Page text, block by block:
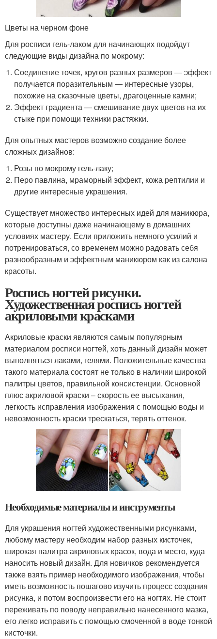
Цветы на черном фоне
Для росписи гель-лаком для начинающих подойдут
следующие виды дизайна по мокрому:
Соединение точек, кругов разных размеров — эффект
получается поразительным — интересные узоры,
похожие на сказочные цветы, драгоценные камни;
Эффект градиента — смешивание двух цветов на их
стыке при помощи техники растяжки.
Для опытных мастеров возможно создание более
сложных дизайнов:
Розы по мокрому гель-лаку;
Перо павлина, мраморный эффект, кожа рептилии и
другие интересные украшения.
Существует множество интересных идей для маникюра,
которые доступны даже начинающему в домашних
условиях мастеру. Если приложить немного усилий и
потренироваться, со временем можно радовать себя
разнообразным и эффектным маникюром как из салона
красоты.
Роспись ногтей рисунки.
Художественная роспись ногтей
акриловыми красками
Акриловые краски являются самым популярным
материалом росписи ногтей, хоть данный дизайн может
выполняться лаками, гелями. Положительные качества
такого материала состоят не только в наличии широкой
палитры цветов, правильной консистенции. Основной
плюс акриловой краски – скорость ее высыхания,
легкость исправления изображения с помощью воды и
невозможность краски трескаться, терять оттенок.
Необходимые материалы и инструменты
Для украшения ногтей художественными рисунками,
любому мастеру необходим набор разных кисточек,
широкая палитра акриловых красок, вода и место, куда
наносить новый дизайн. Для новичков рекомендуется
также взять пример необходимого изображения, чтобы
иметь возможность пошагово изучить процесс создания
рисунка, и потом воспроизвести его на ногтях. Не стоит
переживать по поводу неправильно нанесенного мазка,
его легко исправить с помощью смоченной в воде тонкой
кисточки.